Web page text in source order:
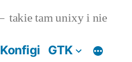
takie tam unixy i nie
Konfigi GTK